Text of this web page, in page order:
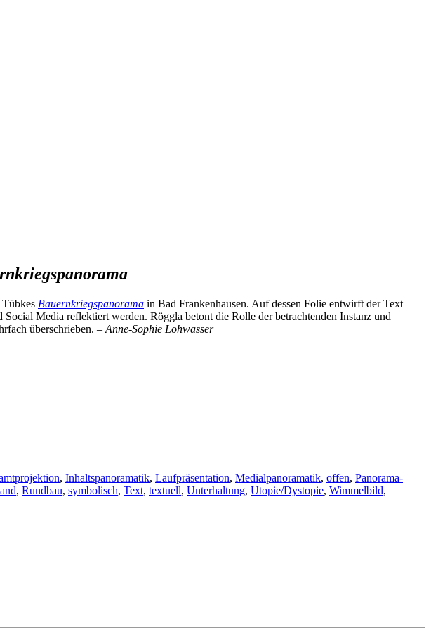
Bauernkriegspanorama in Bad Frankenhausen. Auf dessen Folie entwirft der Text
Media reflektiert werden. Röggla betont die Rolle der betrachtenden Instanz und
überschrieben. – Anne-Sophie Lohwasser
, Inhaltspanoramatik, Laufpräsentation, Medialpanoramatik, offen, Panorama-
, Rundbau, symbolisch, Text, textuell, Unterhaltung, Utopie/Dystopie, Wimmelbild,